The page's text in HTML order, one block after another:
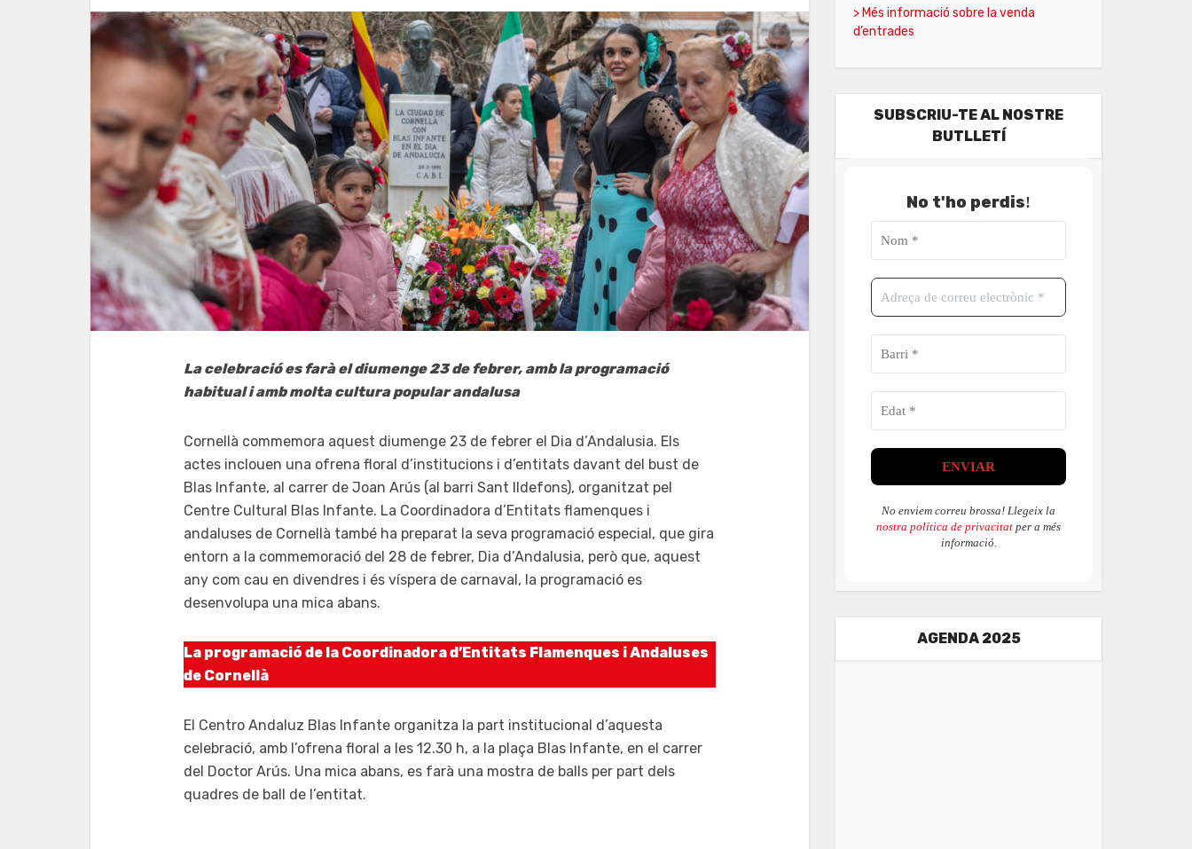
La celebració es farà el diumenge 23 de febrer, amb la programació
habitual i amb molta cultura popular andalusa
Cornellà commemora aquest diumenge 23 de febrer el Dia d’Andalusia. Els
actes inclouen una ofrena floral d’institucions i d’entitats davant del bust de
Blas Infante, al carrer de Joan Arús (al barri Sant Ildefons), organitzat pel
Centre Cultural Blas Infante. La Coordinadora d’Entitats flamenques i
andaluses de Cornellà també ha preparat la seva programació especial, que gira
entorn a la commemoració del 28 de febrer, Dia d’Andalusia, però que, aquest
any com cau en divendres i és víspera de carnaval, la programació es
desenvolupa una mica abans.
La programació de la Coordinadora d’Entitats Flamenques i Andaluses
de Cornellà
El Centro Andaluz Blas Infante organitza la part institucional d’aquesta
celebració, amb l’ofrena floral a les 12.30 h, a la plaça Blas Infante, en el carrer
del Doctor Arús. Una mica abans, es farà una mostra de balls per part dels
quadres de ball de l’entitat.
> Més informació sobre la venda
d’entrades
SUBSCRIU-TE AL NOSTRE
BUTLLETÍ
No t'ho perdis!
No enviem correu brossa! Llegeix la
nostra política de privacitat per a més
informació.
AGENDA 2025